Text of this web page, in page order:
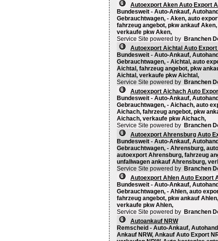
Autoexport Aken Auto Export
Bundesweit - Auto-Ankauf,
Gebrauchtwagen, - Aken, auto
fahrzeug angebot, pkw ankauf
verkaufe pkw Aken,
Service Site powered by Branchen
Autoexport Aichtal Auto
Bundesweit - Auto-Ankauf,
Gebrauchtwagen, - Aichtal, auto
Aichtal, fahrzeug angebot, pkw
Aichtal, verkaufe pkw Aichtal,
Service Site powered by Branchen
Autoexport Aichach Auto
Bundesweit - Auto-Ankauf,
Gebrauchtwagen, - Aichach, auto
Aichach, fahrzeug angebot, pkw
Aichach, verkaufe pkw Aichach,
Service Site powered by Branchen
Autoexport Ahrensburg Auto
Bundesweit - Auto-Ankauf,
Gebrauchtwagen, - Ahrensburg,
autoexport Ahrensburg, fahrzeug
unfallwagen ankauf Ahrensburg,
Service Site powered by Branchen
Autoexport Ahlen Auto Export
Bundesweit - Auto-Ankauf,
Gebrauchtwagen, - Ahlen, auto
fahrzeug angebot, pkw ankauf
verkaufe pkw Ahlen,
Service Site powered by Branchen
Autoankauf NRW
Remscheid - Auto-Ankauf,
Ankauf NRW, Ankauf Auto Export